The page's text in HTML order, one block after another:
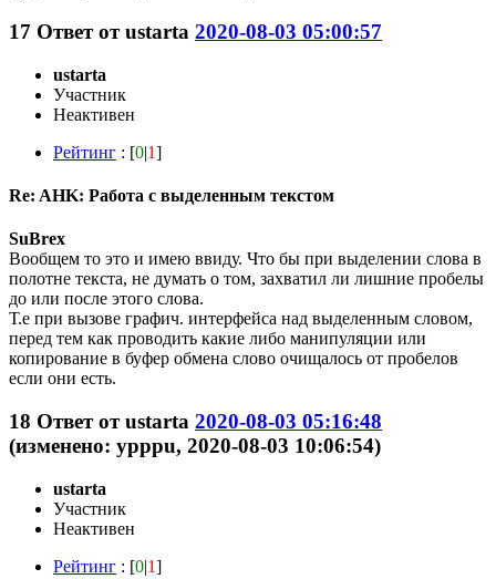
17 Ответ отustarta 2020-08-03 05:00:57
ustarta
Участник
Неактивен
Рейтинг : [0|1]
Re: AHK: Работа с выделенным текстом
SuBrex
Вообщем то это и имею ввиду. Что бы при выделении слова в
полотне текста, не думать о том, захватил ли лишние пробелы
до или после этого слова.
Т.е при вызове графич. интерфейса над выделенным словом,
перед тем как проводить какие либо манипуляции или
копирование в буфер обмена слово очищалось от пробелов
если они есть.
18 Ответ отustarta 2020-08-03 05:16:48
(изменено: ypppu, 2020-08-03 10:06:54)
ustarta
Участник
Неактивен
Рейтинг : [0|1]